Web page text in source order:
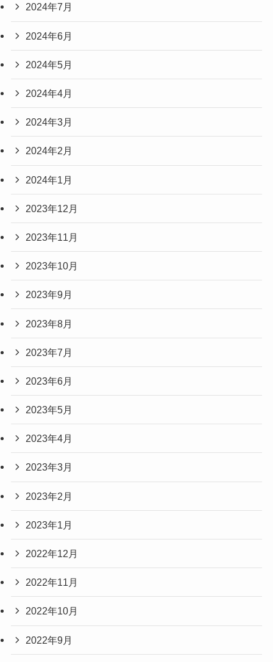
2024年7月
2024年6月
2024年5月
2024年4月
2024年3月
2024年2月
2024年1月
2023年12月
2023年11月
2023年10月
2023年9月
2023年8月
2023年7月
2023年6月
2023年5月
2023年4月
2023年3月
2023年2月
2023年1月
2022年12月
2022年11月
2022年10月
2022年9月